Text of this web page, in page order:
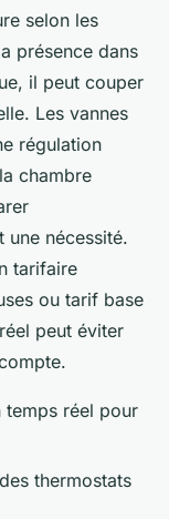
selon les
présence dans
il peut couper
Les vannes
régulation
chambre
une nécessité.
tarifaire
ou tarif base
peut éviter
temps réel pour
thermostats